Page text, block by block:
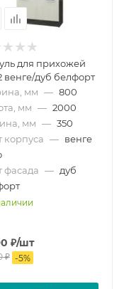
для прихожей
венге/дуб белфорт
мм — 800
мм — 2000
мм — 350
корпуса — венге
фасада — дуб
₽/шт
₽ -5%